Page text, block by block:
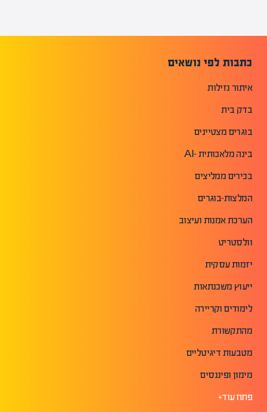
כתבות לפי נושאים
איתור נזילות
בדק בית
בוגרים מצטיינים
בינה מלאכותית -AI
בכירים ממליצים
המלצות-בוגרים
הערכת אמנות ועיצוב
וולסטריט
יזמות עסקית
ייעוץ משכנתאות
לימודים וקריירה
מהתקשורת
מטבעות דיגיטליים
מימון ופיננסים
פתח עוד+